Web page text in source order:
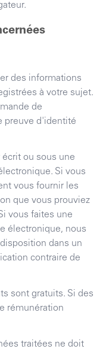
des informations
à votre sujet.
de
preuve d'identité
ou sous une
Si vous
vous fournir les
que vous prouviez
vous faites une
électronique, nous
dans un
contraire de
sont gratuits. Si des
rémunération
traitées ne doit